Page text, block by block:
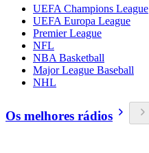
UEFA Champions League
UEFA Europa League
Premier League
NFL
NBA Basketball
Major League Baseball
NHL
Os melhores rádios